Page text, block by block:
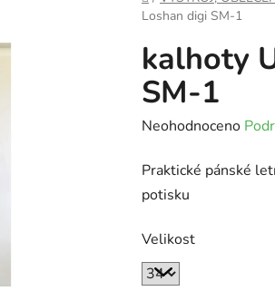
Loshan digi SM-1
kalhoty
SM-1
Průměrné
produktu
je
z
5
Neohodnoceno
Praktické pánské
potisku
Velikost